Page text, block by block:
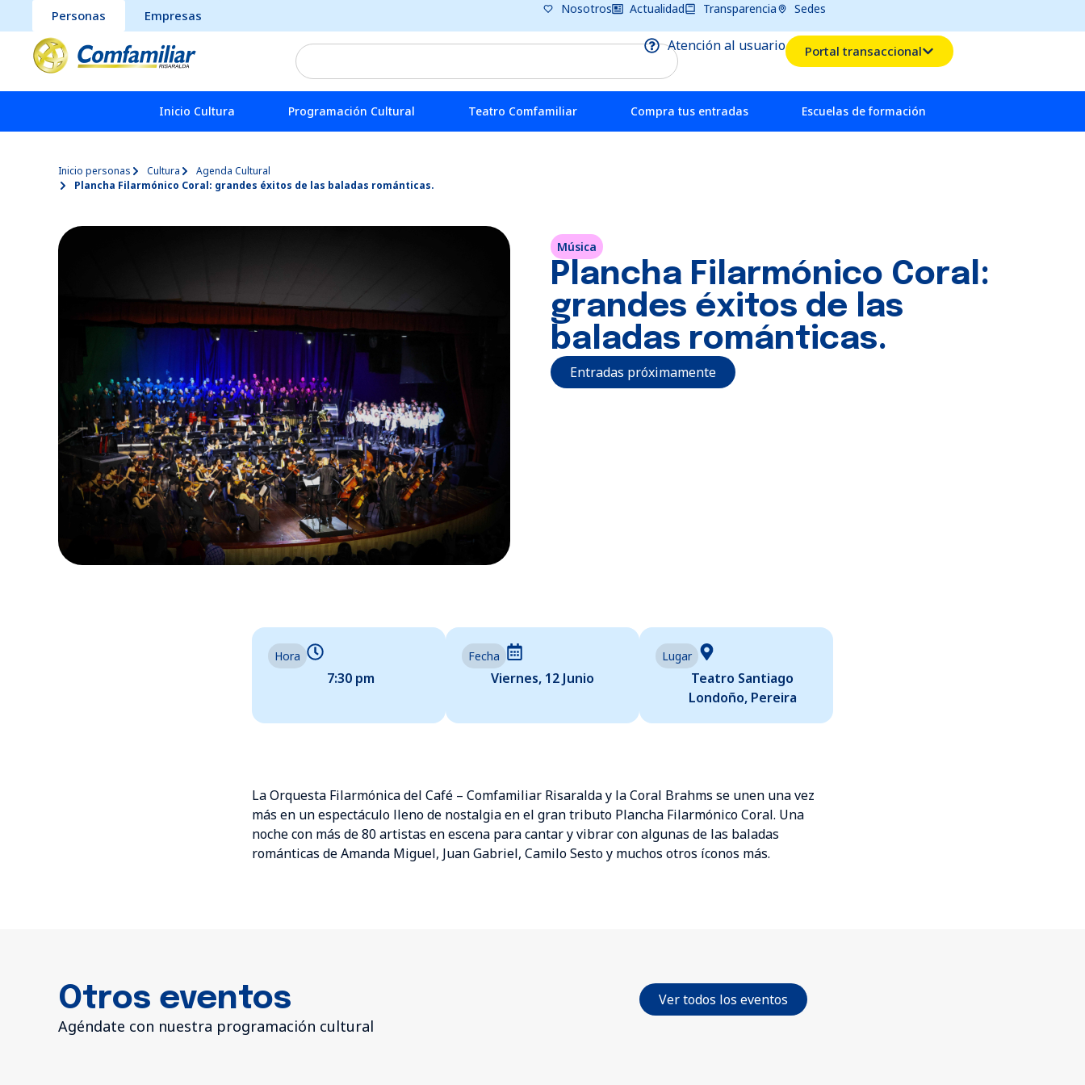
Personas Empresas Nosotros Actualidad Transparencia Sedes
Atención al usuario Portal transaccional
Inicio Cultura Programación Cultural Teatro Comfamiliar Compra tus entradas Escuelas de formación
Inicio personas Cultura
Agenda Cultural
Plancha Filarmónico Coral: grandes éxitos de las baladas románticas.
Música
Plancha Filarmónico Coral:
grandes éxitos de las
baladas románticas.
Entradas próximamente
Hora
7:30 pm
Fecha
Viernes, 12 Junio
Lugar
Teatro Santiago
Londoño, Pereira
La Orquesta Filarmónica del Café – Comfamiliar Risaralda y la Coral Brahms se unen una vez
más en un espectáculo lleno de nostalgia en el gran tributo Plancha Filarmónico Coral. Una
noche con más de 80 artistas en escena para cantar y vibrar con algunas de las baladas
románticas de Amanda Miguel, Juan Gabriel, Camilo Sesto y muchos otros íconos más.
Otros eventos
Agéndate con nuestra programación cultural
Ver todos los eventos